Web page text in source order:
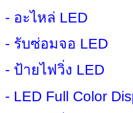
- อะไหล่ LED
- รับซ่อมจอ LED
- ป้ายไฟวิ่ง LED
- LED Full Color